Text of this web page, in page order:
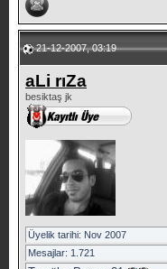
21-12-2007, 03:19
aLi rıZa
besiktaş jk
Üyelik tarihi: Nov 2007
Mesajlar: 1.721